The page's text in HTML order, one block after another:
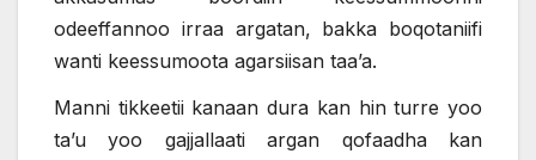
odeeffannoo irraa argatan, bakka boqotaniifi
wanti keessumoota agarsiisan taa’a.
Manni tikkeetii kanaan dura kan hin turre yoo
ta’u yoo gajjallaati argan qofaadha kan